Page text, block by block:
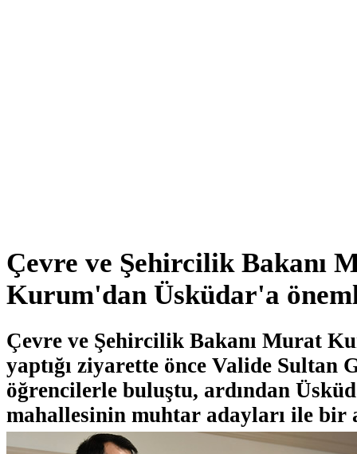
Çevre ve Şehircilik Bakanı
Kurum'dan Üsküdar'a
Çevre ve Şehircilik Bakanı Murat
yaptığı ziyarette önce Valide Sultan
öğrencilerle buluştu, ardından
mahallesinin muhtar adayları ile bir